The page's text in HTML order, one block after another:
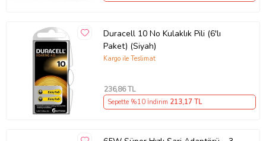
Duracell 10 No Kulaklık Pili (6'lı
Paket) (Siyah)
Kargo ile Teslimat
236,86 TL
Sepette %10 İndirim 213,17 TL